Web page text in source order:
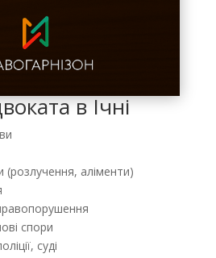
в Ічні
(розлучення, аліменти)
спори
суді